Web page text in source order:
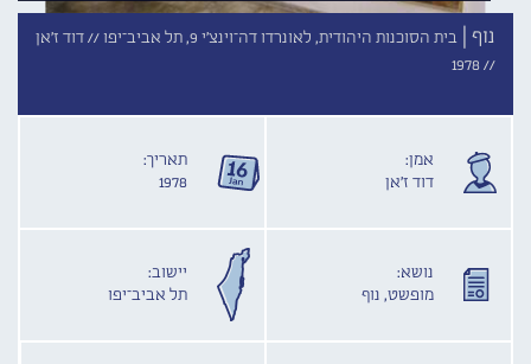
נוף | בית הסוכנות היהודית, לאונרדו דה־וינצ'י 9, תל אביב־יפו //
דוד ז'אן
//
1978
אמן:
דוד ז'אן
תאריך:
1978
נושא:
מופשט, נוף
יישוב:
תל אביב־יפו